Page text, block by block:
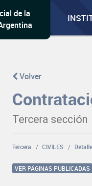
de la
Volver
Tercera sección
Tercera CIVILES Detalle
VER PÁGINAS PUBLICADAS